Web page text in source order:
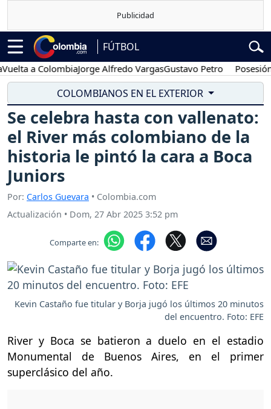
FÚTBOL
ColombiaJorge Alfredo VargasGustavo Petro Posesión
COLOMBIANOS EN EL EXTERIOR
Se celebra hasta con vallenato:
el River más colombiano de la
historia le pintó la cara a Boca
Juniors
Por: Carlos Guevara • Colombia.com
Actualización • Dom, 27 Abr 2025 3:52 pm
Comparte en:
Kevin Castaño fue titular y Borja jugó los últimos 20 minutos
del encuentro. Foto: EFE
River y Boca se batieron a duelo en el estadio
Monumental de Buenos Aires, en el primer
superclásico del año.